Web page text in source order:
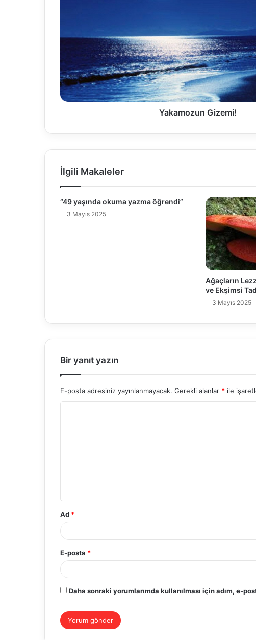
Yakamozun Gizemi!
İlgili Makaleler
“49 yaşında okuma yazma öğrendi”
3 Mayıs 2025
Ağaçların
ve Ekşimsi
3 Mayıs 2025
Bir yanıt yazın
E-posta adresiniz yayınlanmayacak. Gerekli alanlar * ile
Ad *
E-posta *
Daha sonraki yorumlarımda kullanılması için adım, e-